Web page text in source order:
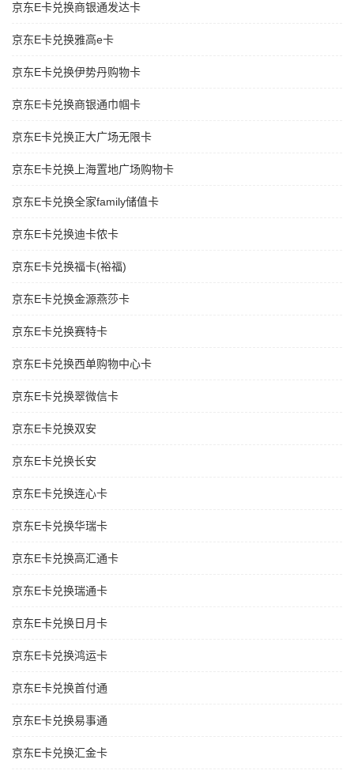
京东E卡兑换商银通发达卡
京东E卡兑换雅高e卡
京东E卡兑换伊势丹购物卡
京东E卡兑换商银通巾帼卡
京东E卡兑换正大广场无限卡
京东E卡兑换上海置地广场购物卡
京东E卡兑换全家family储值卡
京东E卡兑换迪卡侬卡
京东E卡兑换福卡(裕福)
京东E卡兑换金源燕莎卡
京东E卡兑换赛特卡
京东E卡兑换西单购物中心卡
京东E卡兑换翠微信卡
京东E卡兑换双安
京东E卡兑换长安
京东E卡兑换连心卡
京东E卡兑换华瑞卡
京东E卡兑换高汇通卡
京东E卡兑换瑞通卡
京东E卡兑换日月卡
京东E卡兑换鸿运卡
京东E卡兑换首付通
京东E卡兑换易事通
京东E卡兑换汇金卡